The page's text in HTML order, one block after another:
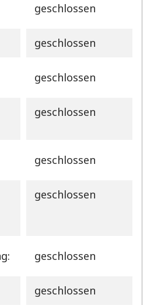
geschlossen
geschlossen
geschlossen
geschlossen
geschlossen
geschlossen
geschlossen
geschlossen